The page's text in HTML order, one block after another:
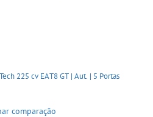
225 cv EAT8 GT | Aut. | 5 Portas
comparação